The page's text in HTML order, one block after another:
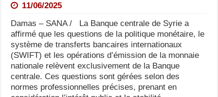
11/06/2025
Damas – SANA / La Banque centrale de Syrie a
affirmé que les questions de la politique monétaire, le
système de transferts bancaires internationaux
(SWIFT) et les opérations d’émission de la monnaie
nationale relèvent exclusivement de la Banque
centrale. Ces questions sont gérées selon des
normes professionnelles précises, prenant en